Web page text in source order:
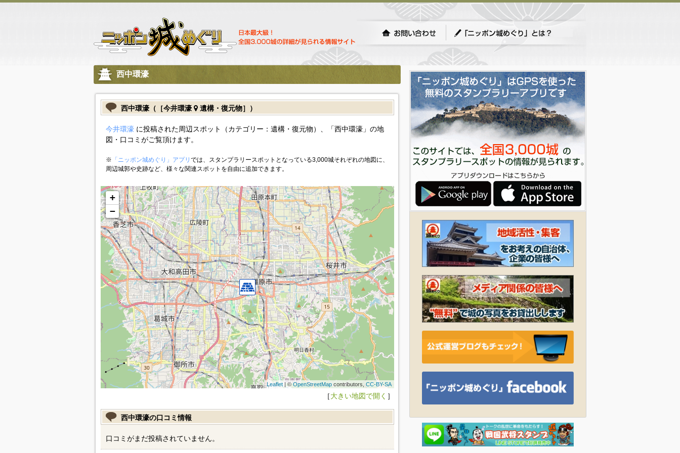
西中環濠
西中環濠（［今井環濠 遺構・復元物］）
今井環濠に投稿された周辺スポット（カテゴリー：遺構・復元物）、「西中環濠」の地
図・口コミがご覧頂けます。
※ 「ニッポン城めぐり」アプリ では、スタンプラリースポットとなっている3,000城それぞれの地図に、
周辺城郭や史跡など、様々な関連スポットを自由に追加できます。
+
−
Leaflet| © OpenStreetMapcontributors, CC-BY-SA
［大きい地図で開く ］
西中環濠の口コミ情報
口コミがまだ投稿されていません。